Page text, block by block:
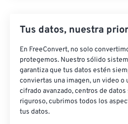
Tus datos, nuestra
En FreeConvert, no solo
protegemos. Nuestro sólido
garantiza que tus datos estén
conviertas una imagen, un video o
cifrado avanzado, centros de
riguroso, cubrimos todos los
tus datos.